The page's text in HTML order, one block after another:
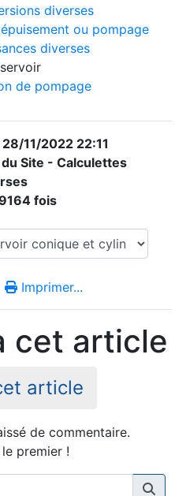
diverses
ou pompage
diverses
de pompage
28/11/2022 22:11
Site - Calculettes
fois
Imprimer...
cet article
article
de commentaire.
premier !